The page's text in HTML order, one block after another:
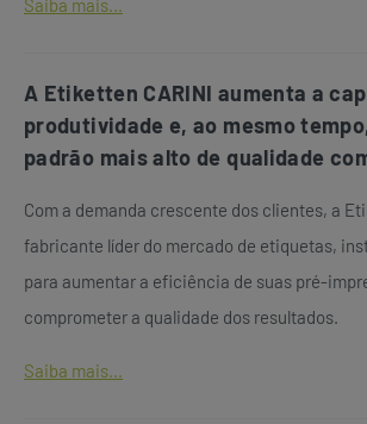
A Etiketten CARINI aumenta a
produtividade e, ao mesmo
padrão mais alto de qualidade
Com a demanda crescente dos clientes, a
fabricante líder do mercado de etiquetas,
para aumentar a eficiência de suas pré-
comprometer a qualidade dos resultados.
Saiba mais...